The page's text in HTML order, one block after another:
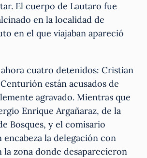
El cuerpo de Lautaro fue
en la localidad de
en el que viajaban apareció
ahora cuatro detenidos: Cristian
están acusados de
agravado. Mientras que
Enrique Argañaraz, de la
Bosques, y el comisario
encabeza la delegación con
zona donde desaparecieron